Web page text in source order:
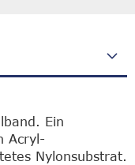
Ein
Acryl-
Nylonsubstrat.